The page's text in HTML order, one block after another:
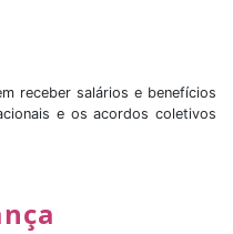
receber salários e benefícios
e os acordos coletivos